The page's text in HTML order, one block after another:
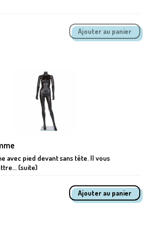
avec pied devant sans tête. Il vous
(suite)